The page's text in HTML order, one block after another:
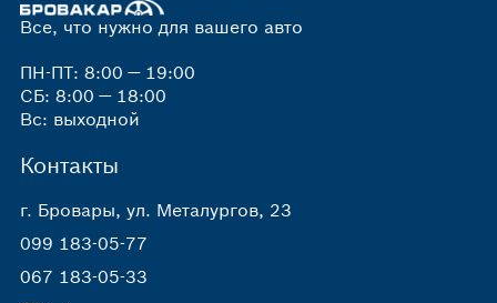
Все, что нужно для вашего авто
ПН-ПТ: 8:00 — 19:00
СБ: 8:00 — 18:00
Вс: выходной
Контакты
г. Бровары, ул. Металургов, 23
099 183-05-77
067 183-05-33